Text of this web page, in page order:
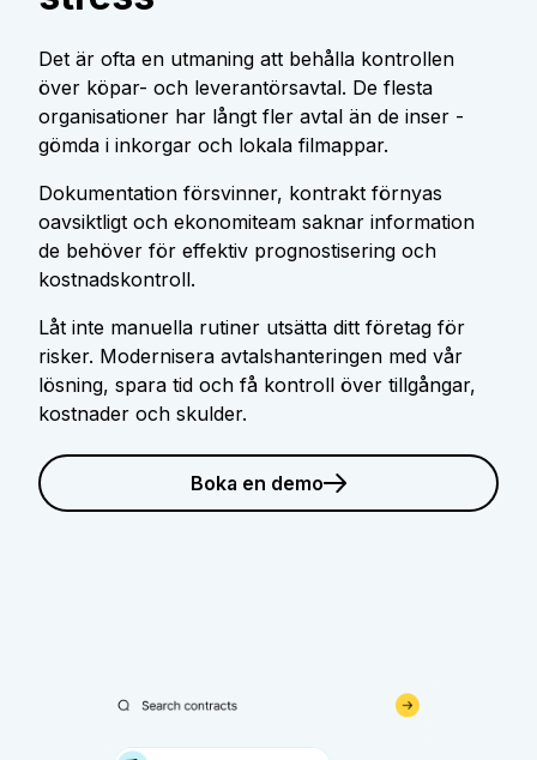
Det är ofta en utmaning att behålla kontrollen
över köpar- och leverantörsavtal. De flesta
organisationer har långt fler avtal än de inser -
gömda i inkorgar och lokala filmappar.
Dokumentation försvinner, kontrakt förnyas
oavsiktligt och ekonomiteam saknar information
de behöver för effektiv prognostisering och
kostnadskontroll.
Låt inte manuella rutiner utsätta ditt företag för
risker. Modernisera avtalshanteringen med vår
lösning, spara tid och få kontroll över tillgångar,
kostnader och skulder.
Boka en demo